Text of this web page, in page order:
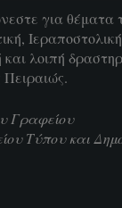
για θέματα
λοιπή
Γραφείου
Τύπου και